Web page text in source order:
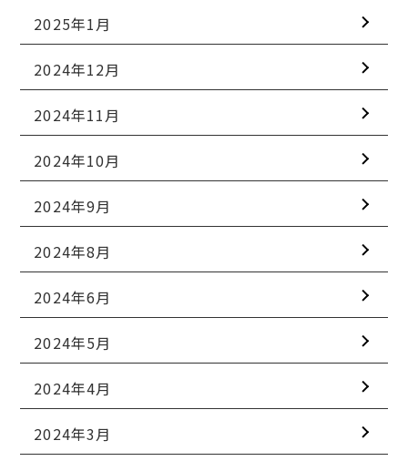
2025年1月
2024年12月
2024年11月
2024年10月
2024年9月
2024年8月
2024年6月
2024年5月
2024年4月
2024年3月